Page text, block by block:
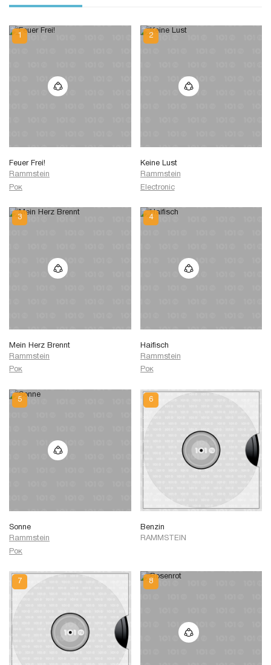
Feuer Frei!
Rammstein
Рок
Keine Lust
Rammstein
Electronic
Mein Herz Brennt
Rammstein
Рок
Haifisch
Rammstein
Рок
Sonne
Rammstein
Рок
Benzin
RAMMSTEIN